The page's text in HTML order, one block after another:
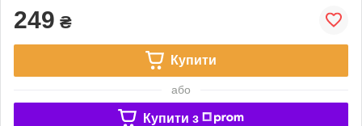
249 ₴
Купити
або
Купити з